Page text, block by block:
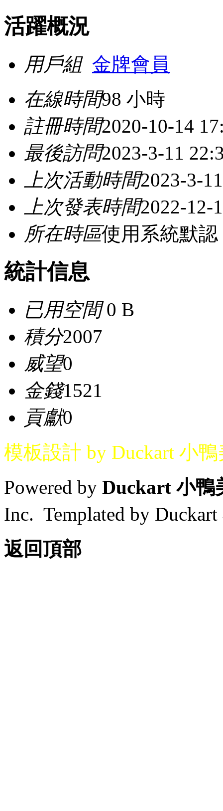
活躍概況
用戶組 金牌會員
在線時間98 小時
註冊時間2020-10-14
最後訪問2023-3-11
上次活動時間2023-3-
上次發表時間2022-12-
所在時區使用系統默認
統計信息
已用空間0 B
積分2007
威望0
金錢1521
貢獻0
模板設計 by Duckart 小
Powered by Duckart 小鴨
Inc. Templated by
返回頂部